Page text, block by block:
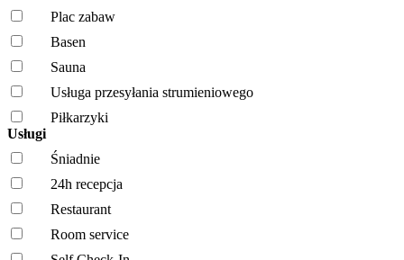
Plac zabaw
Basen
Sauna
Usługa przesyłania strumieniowego
Piłkarzyki
Usługi
Śniadnie
24h recepcja
Restaurant
Room service